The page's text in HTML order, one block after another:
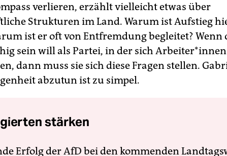
verlieren, erzählt vielleicht etwas über
Strukturen im Land. Warum ist Aufstieg
ist er oft von Entfremdung begleitet? Wenn
sein will als Partei, in der sich Ar­beiter*innen
dann muss sie sich diese Fragen stellen.
abzutun ist zu simpel.
stärken
Erfolg der AfD bei den kommenden